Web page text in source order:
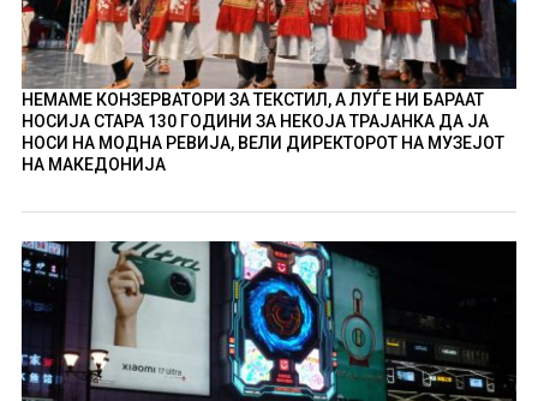
НЕМАМЕ КОНЗЕРВАТОРИ ЗА ТЕКСТИЛ, А ЛУЃЕ НИ БАРААТ
НОСИЈА СТАРА 130 ГОДИНИ ЗА НЕКОЈА ТРАЈАНКА ДА ЈА
НОСИ НА МОДНА РЕВИЈА, ВЕЛИ ДИРЕКТОРОТ НА МУЗЕЈОТ
НА МАКЕДОНИЈА